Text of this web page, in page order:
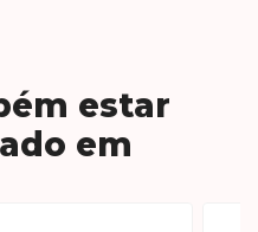
estar
em